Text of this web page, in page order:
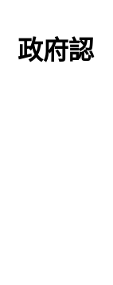
政府認